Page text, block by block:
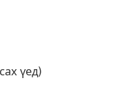
үед)